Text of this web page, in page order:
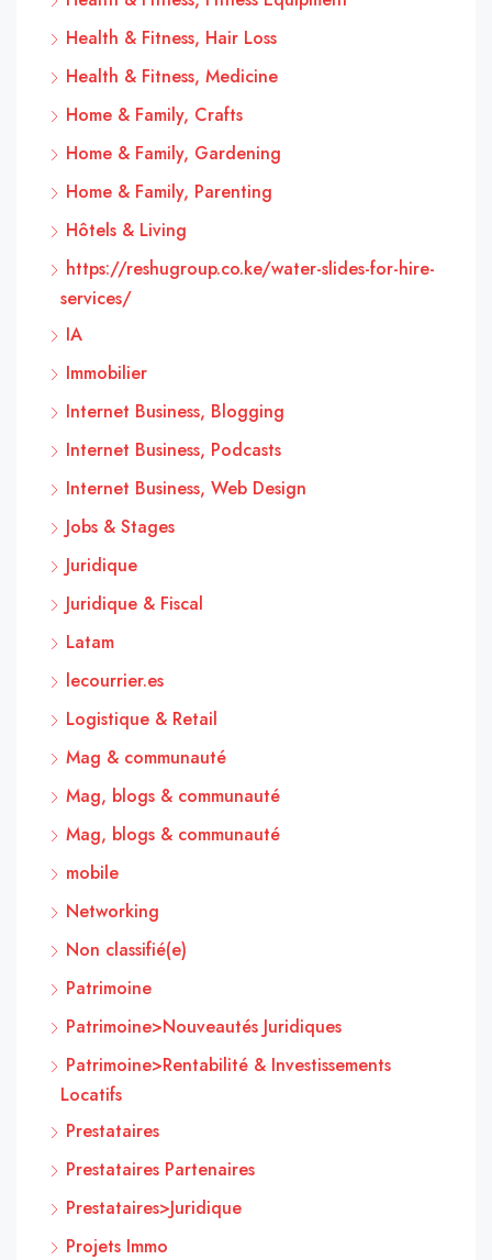
Health & Fitness, Hair Loss
Health & Fitness, Medicine
Home & Family, Crafts
Home & Family, Gardening
Home & Family, Parenting
Hôtels & Living
https://reshugroup.co.ke/water-slides-for-hire-
services/
IA
Immobilier
Internet Business, Blogging
Internet Business, Podcasts
Internet Business, Web Design
Jobs & Stages
Juridique
Juridique & Fiscal
Latam
lecourrier.es
Logistique & Retail
Mag & communauté
Mag, blogs & communauté
Mag, blogs & communauté
mobile
Networking
Non classifié(e)
Patrimoine
Patrimoine>Nouveautés Juridiques
Patrimoine>Rentabilité & Investissements
Locatifs
Prestataires
Prestataires Partenaires
Prestataires>Juridique
Projets Immo